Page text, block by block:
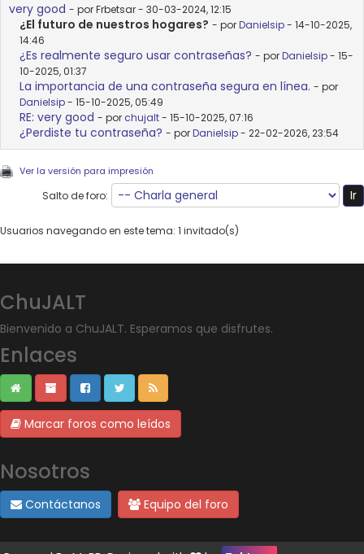
very good - por Frbetsar - 30-03-2024, 12:15
¿El futuro de nuestros hogares? - porDanielsip- 14-10-2025,
14:46
¿Es realmente seguro usar contraseñas? - porDanielsip- 15-
10-2025, 01:37
La importancia de una contraseña segura en línea. - por
Danielsip- 15-10-2025, 05:49
RE: very good - por chujalt- 15-10-2025, 07:16
¿Perdiste tu contraseña? - porDanielsip- 22-02-2026, 23:54
Ver la versión para impresión
Salto de foro:
Usuarios navegando en este tema: 1 invitado(s)
ChuJALT
Bienvenido a ChuJALT. Esperamos que disfrutes.
Enlaces
Marcar foros como leídos
Nosotros
Contáctanos Equipo del foro